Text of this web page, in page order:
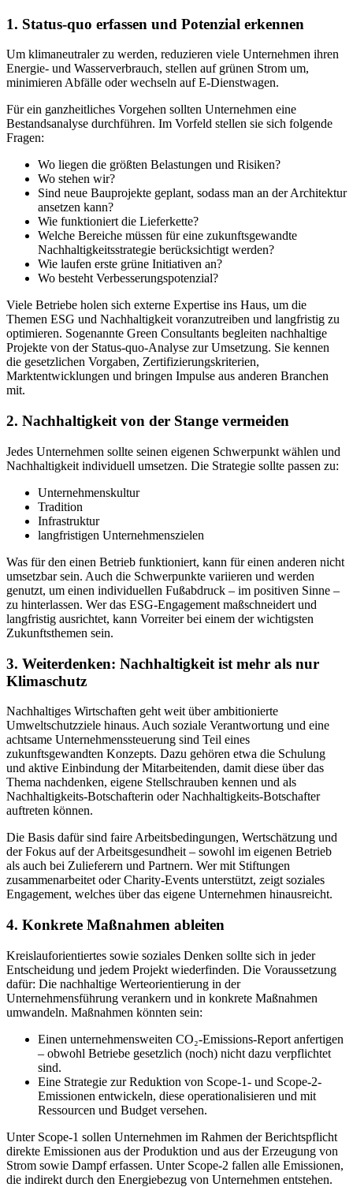
1. Status-quo erfassen und Potenzial erkennen
Um klimaneutraler zu werden, reduzieren viele Unternehmen ihren
Energie- und Wasserverbrauch, stellen auf grünen Strom um,
minimieren Abfälle oder wechseln auf E-Dienstwagen.
Für ein ganzheitliches Vorgehen sollten Unternehmen eine
Bestandsanalyse durchführen. Im Vorfeld stellen sie sich folgende
Fragen:
Wo liegen die größten Belastungen und Risiken?
Wo stehen wir?
Sind neue Bauprojekte geplant, sodass man an der Architektur
ansetzen kann?
Wie funktioniert die Lieferkette?
Welche Bereiche müssen für eine zukunftsgewandte
Nachhaltigkeitsstrategie berücksichtigt werden?
Wie laufen erste grüne Initiativen an?
Wo besteht Verbesserungspotenzial?
Viele Betriebe holen sich externe Expertise ins Haus, um die
Themen ESG und Nachhaltigkeit voranzutreiben und langfristig zu
optimieren. Sogenannte Green Consultants begleiten nachhaltige
Projekte von der Status-quo-Analyse zur Umsetzung. Sie kennen
die gesetzlichen Vorgaben, Zertifizierungskriterien,
Marktentwicklungen und bringen Impulse aus anderen Branchen
mit.
2. Nachhaltigkeit von der Stange vermeiden
Jedes Unternehmen sollte seinen eigenen Schwerpunkt wählen und
Nachhaltigkeit individuell umsetzen. Die Strategie sollte passen zu:
Unternehmenskultur
Tradition
Infrastruktur
langfristigen Unternehmenszielen
Was für den einen Betrieb funktioniert, kann für einen anderen nicht
umsetzbar sein. Auch die Schwerpunkte variieren und werden
genutzt, um einen individuellen Fußabdruck – im positiven Sinne –
zu hinterlassen. Wer das ESG-Engagement maßschneidert und
langfristig ausrichtet, kann Vorreiter bei einem der wichtigsten
Zukunftsthemen sein.
3. Weiterdenken: Nachhaltigkeit ist mehr als nur
Klimaschutz
Nachhaltiges Wirtschaften geht weit über ambitionierte
Umweltschutzziele hinaus. Auch soziale Verantwortung und eine
achtsame Unternehmenssteuerung sind Teil eines
zukunftsgewandten Konzepts. Dazu gehören etwa die Schulung
und aktive Einbindung der Mitarbeitenden, damit diese über das
Thema nachdenken, eigene Stellschrauben kennen und als
Nachhaltigkeits-Botschafterin oder Nachhaltigkeits-Botschafter
auftreten können.
Die Basis dafür sind faire Arbeitsbedingungen, Wertschätzung und
der Fokus auf der Arbeitsgesundheit – sowohl im eigenen Betrieb
als auch bei Zulieferern und Partnern. Wer mit Stiftungen
zusammenarbeitet oder Charity-Events unterstützt, zeigt soziales
Engagement, welches über das eigene Unternehmen hinausreicht.
4. Konkrete Maßnahmen ableiten
Kreislauforientiertes sowie soziales Denken sollte sich in jeder
Entscheidung und jedem Projekt wiederfinden. Die Voraussetzung
dafür: Die nachhaltige Werteorientierung in der
Unternehmensführung verankern und in konkrete Maßnahmen
umwandeln. Maßnahmen könnten sein:
Einen unternehmensweiten CO₂-Emissions-Report anfertigen
– obwohl Betriebe gesetzlich (noch) nicht dazu verpflichtet
sind.
Eine Strategie zur Reduktion von Scope-1- und Scope-2-
Emissionen entwickeln, diese operationalisieren und mit
Ressourcen und Budget versehen.
Unter Scope-1 sollen Unternehmen im Rahmen der Berichtspflicht
direkte Emissionen aus der Produktion und aus der Erzeugung von
Strom sowie Dampf erfassen. Unter Scope-2 fallen alle Emissionen,
die indirekt durch den Energiebezug von Unternehmen entstehen.